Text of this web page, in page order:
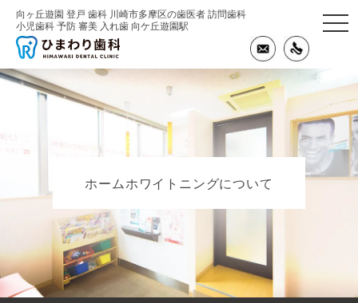
向ヶ丘遊園 登戸 歯科 川崎市多摩区の歯医者 訪問歯科
小児歯科 予防 審美 入れ歯 向ケ丘遊園駅
ホームホワイトニングについて